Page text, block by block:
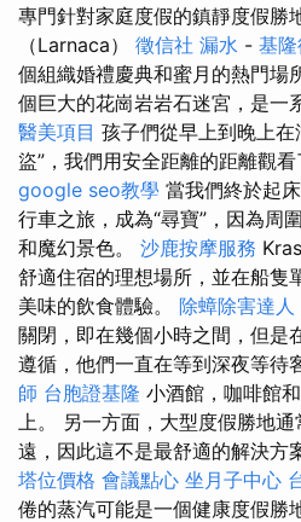
專門針對家庭度假的鎮靜度假勝
（Larnaca） 徵信社 漏水 - 基
個組織婚禮慶典和蜜月的熱門場
個巨大的花崗岩岩石迷宮，是一
醫美項目 孩子們從早上到晚上
盜”，我們用安全距離的距離觀看
google seo教學 當我們終於起
行車之旅，成為“尋寶”，因為周
和魔幻景色。 沙鹿按摩服務
舒適住宿的理想場所，並在船隻
美味的飲食體驗。 除蟑除害達人
關閉，即在幾個小時之間，但是
遵循，他們一直在等到深夜等待
師 台胞證基隆 小酒館，咖啡館
上。 另一方面，大型度假勝地
遠，因此這不是最舒適的解決方
塔位價格 會議點心 坐月子中心
倦的蒸汽可能是一個健康度假勝